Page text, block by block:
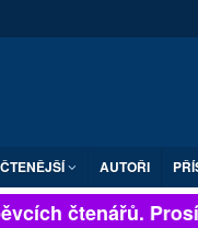
AUTOŘI
čtenářů.